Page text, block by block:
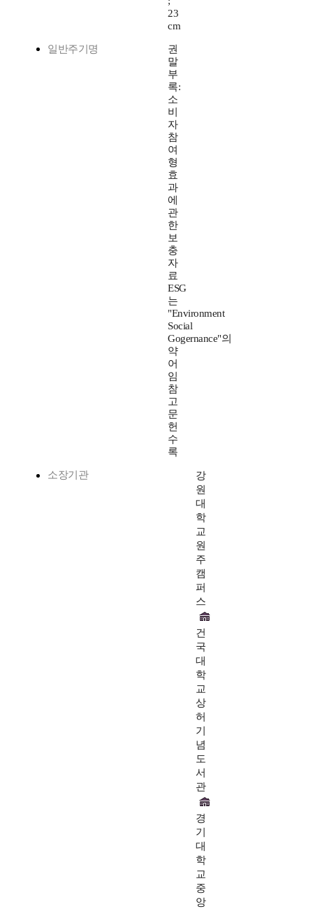
23
cm
일반주기명
권
말
부
록:
소
비
자
참
여
형
효
과
에
관
한
보
충
자
료
ESG
는
"Environment
Social
Gogernance"의
약
어
임
참
고
문
헌
수
록
소장기관
강
원
대
학
교
원
주
캠
퍼
스
건
국
대
학
교
상
허
기
념
도
서
관
경
기
대
학
교
중
앙